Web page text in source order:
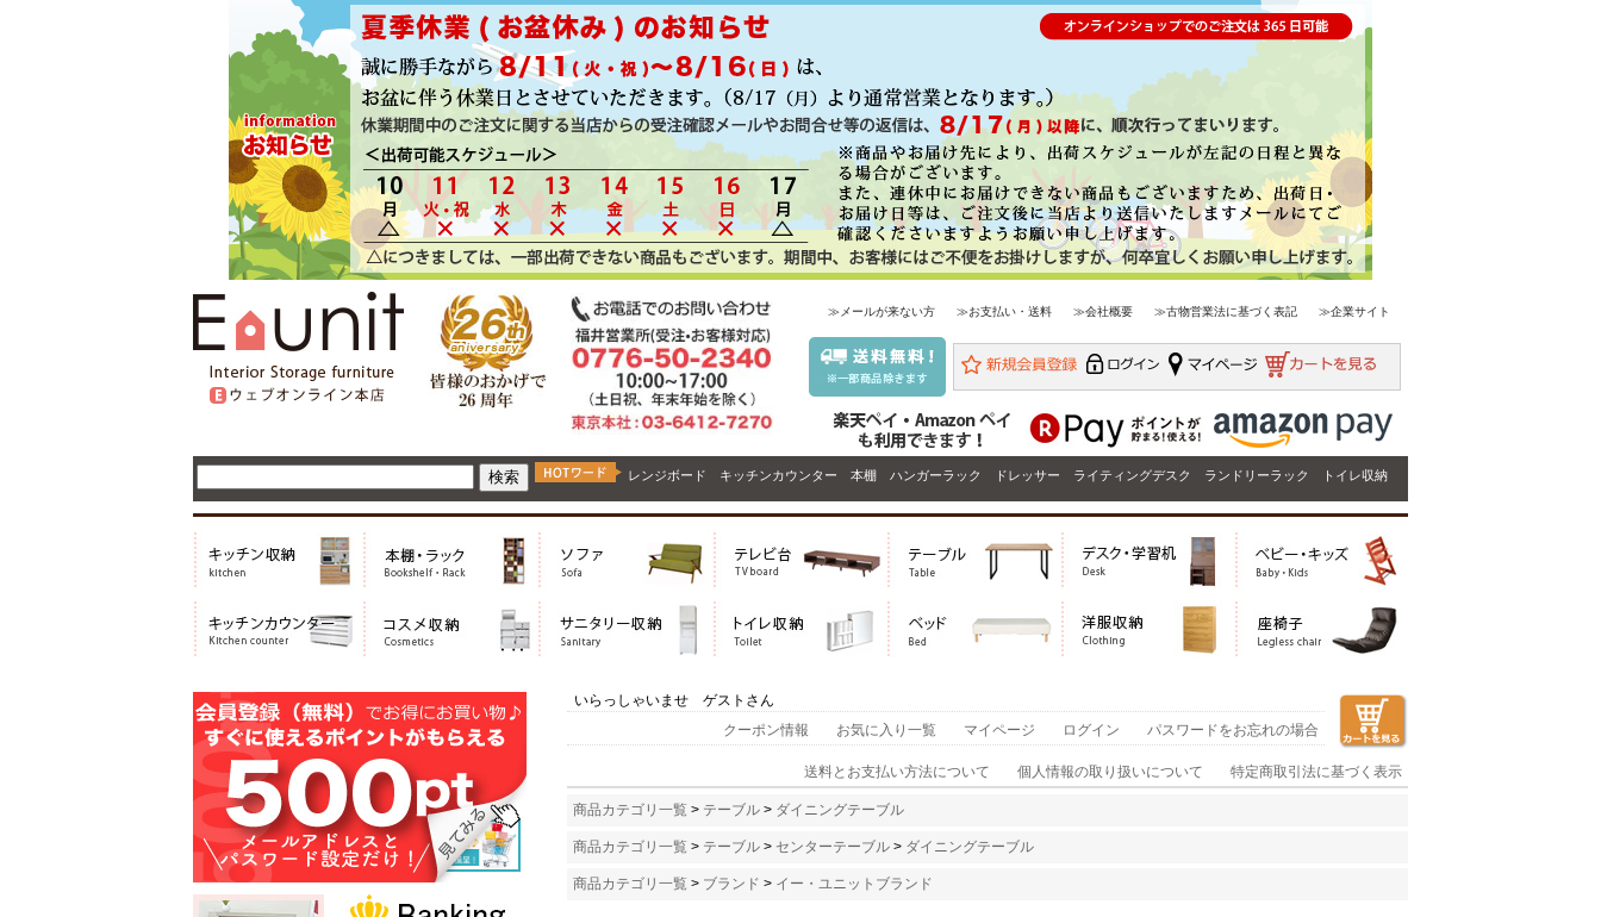
≫メールが来ない方 ≫お支払い・送料 ≫会社概要 ≫古物営業法に基づく表記 ≫企業サイト
レンジボード キッチンカウンター 本棚 ハンガーラック ドレッサー ライティングデスク ランドリーラック トイレ収納
いらっしゃいませ ゲストさん
クーポン情報
お気に入り一覧 マイページ ログイン パスワードをお忘れの場合
送料とお支払い方法について 個人情報の取り扱いについて 特定商取引法に基づく表示
商品カテゴリ一覧 > テーブル > ダイニングテーブル
商品カテゴリ一覧 > テーブル > センターテーブル > ダイニングテーブル
商品カテゴリ一覧 > ブランド > イー・ユニットブランド